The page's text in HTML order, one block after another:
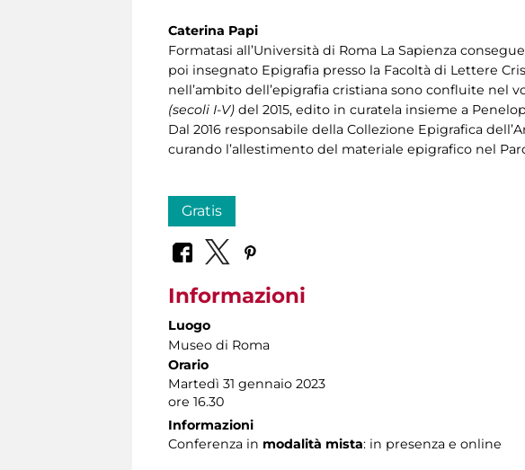
Caterina Papi
Formatasi all’Università di Roma La Sapienza
poi insegnato Epigrafia presso la Facoltà di Lettere
nell’ambito dell’epigrafia cristiana sono confluite nel
(secoli I-V) del 2015, edito in curatela insieme a
Dal 2016 responsabile della Collezione Epigrafica
curando l’allestimento del materiale epigrafico nel
Gratis
Informazioni
Luogo
Museo di Roma
Orario
Martedì 31 gennaio 2023
ore 16.30
Informazioni
Conferenza in modalità mista: in presenza e online